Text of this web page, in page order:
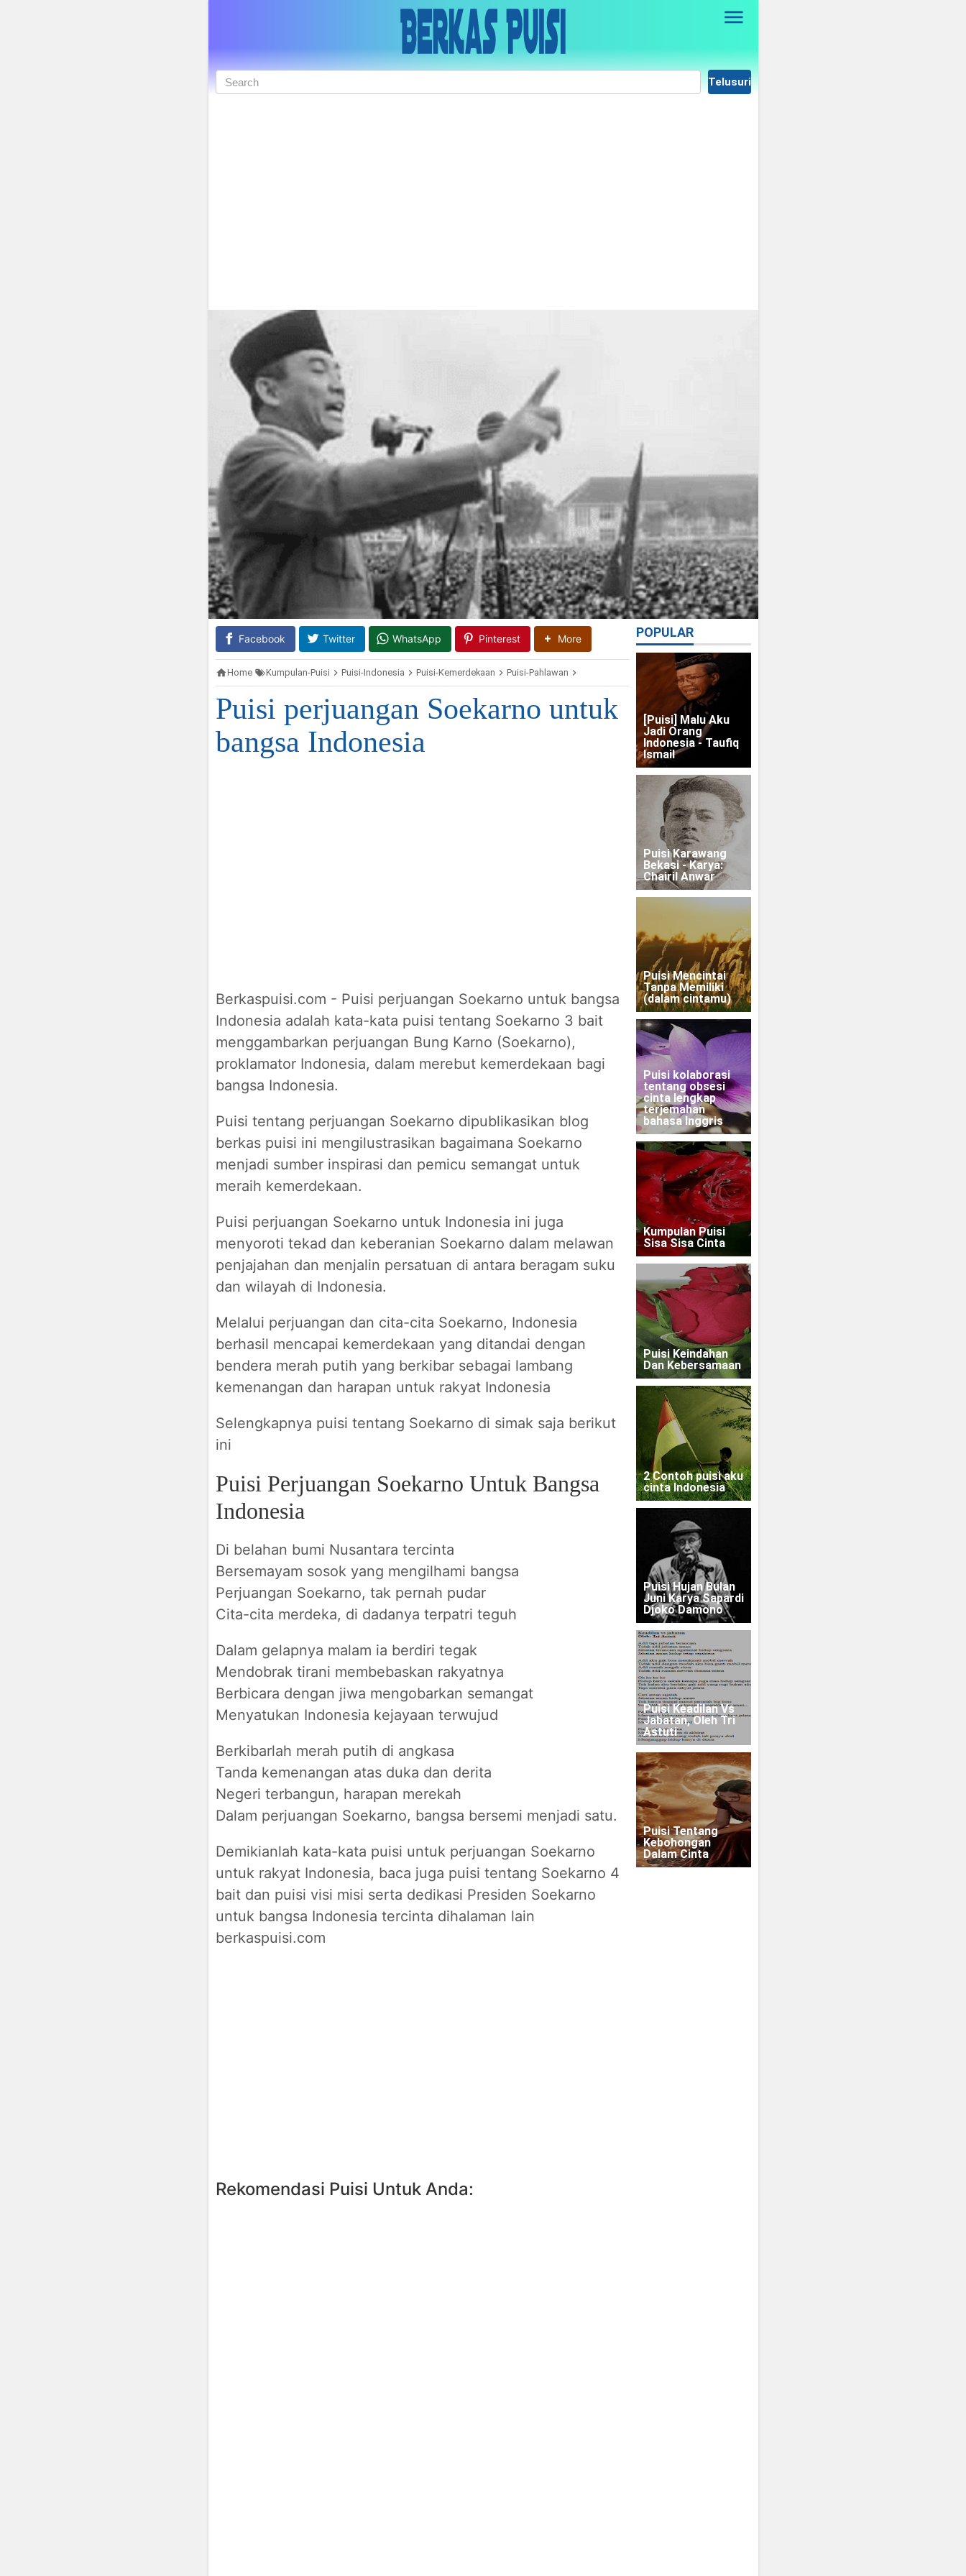
Skip to main content
Facebook Twitter WhatsApp Pinterest More
Home Kumpulan-Puisi Puisi-Indonesia Puisi-Kemerdekaan Puisi-Pahlawan Puisi-Perjuangan Puisi perjuangan Soekarno untuk bangsa Indonesia
Puisi perjuangan Soekarno untuk
bangsa Indonesia
Berkaspuisi.com - Puisi perjuangan Soekarno untuk bangsa
Indonesia adalah kata-kata puisi tentang Soekarno 3 bait
menggambarkan perjuangan Bung Karno (Soekarno),
proklamator Indonesia, dalam merebut kemerdekaan bagi
bangsa Indonesia.
Puisi tentang perjuangan Soekarno dipublikasikan blog
berkas puisi ini mengilustrasikan bagaimana Soekarno
menjadi sumber inspirasi dan pemicu semangat untuk
meraih kemerdekaan.
Puisi perjuangan Soekarno untuk Indonesia ini juga
menyoroti tekad dan keberanian Soekarno dalam melawan
penjajahan dan menjalin persatuan di antara beragam suku
dan wilayah di Indonesia.
Melalui perjuangan dan cita-cita Soekarno, Indonesia
berhasil mencapai kemerdekaan yang ditandai dengan
bendera merah putih yang berkibar sebagai lambang
kemenangan dan harapan untuk rakyat Indonesia
Selengkapnya puisi tentang Soekarno di simak saja berikut
ini
Puisi Perjuangan Soekarno Untuk Bangsa
Indonesia
Di belahan bumi Nusantara tercinta
Bersemayam sosok yang mengilhami bangsa
Perjuangan Soekarno, tak pernah pudar
Cita-cita merdeka, di dadanya terpatri teguh
Dalam gelapnya malam ia berdiri tegak
Mendobrak tirani membebaskan rakyatnya
Berbicara dengan jiwa mengobarkan semangat
Menyatukan Indonesia kejayaan terwujud
Berkibarlah merah putih di angkasa
Tanda kemenangan atas duka dan derita
Negeri terbangun, harapan merekah
Dalam perjuangan Soekarno, bangsa bersemi menjadi satu.
Demikianlah kata-kata puisi untuk perjuangan Soekarno
untuk rakyat Indonesia, baca juga puisi tentang Soekarno 4
bait dan puisi visi misi serta dedikasi Presiden Soekarno
untuk bangsa Indonesia tercinta dihalaman lain
berkaspuisi.com
Rekomendasi Puisi Untuk Anda:
POPULAR
[Puisi] Malu Aku
Jadi Orang
Indonesia - Taufiq
Ismail
Puisi Karawang
Bekasi - Karya:
Chairil Anwar
Puisi Mencintai
Tanpa Memiliki
(dalam cintamu)
Puisi kolaborasi
tentang obsesi
cinta lengkap
terjemahan
bahasa Inggris
Kumpulan Puisi
Sisa Sisa Cinta
Puisi Keindahan
Dan Kebersamaan
2 Contoh puisi aku
cinta Indonesia
Puisi Hujan Bulan
Juni Karya Sapardi
Djoko Damono
Puisi Keadilan Vs
Jabatan, Oleh Tri
Astuti
Puisi Tentang
Kebohongan
Dalam Cinta